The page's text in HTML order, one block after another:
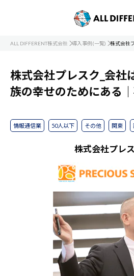
ALL DIFFERENT株式会社 導入事例(一覧) 株式会社
株式会社プレスク_会社
族の幸せのためにある
情報通信業 50人以下 その他 関東
株式会社プレ